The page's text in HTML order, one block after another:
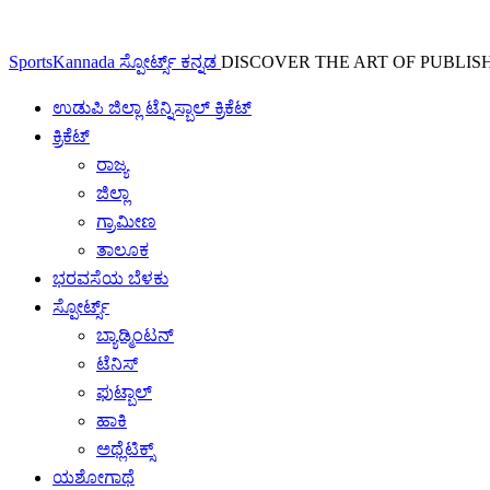
SportsKannada ಸ್ಪೋರ್ಟ್ಸ್ ಕನ್ನಡ DISCOVER THE ART OF
ಉಡುಪಿ ಜಿಲ್ಲಾ ಟೆನ್ನಿಸ್ಬಾಲ್ ಕ್ರಿಕೆಟ್
ಕ್ರಿಕೆಟ್
ರಾಜ್ಯ
ಜಿಲ್ಲಾ
ಗ್ರಾಮೀಣ
ತಾಲೂಕ
ಭರವಸೆಯ ಬೆಳಕು
ಸ್ಪೋರ್ಟ್ಸ್
ಬ್ಯಾಡ್ಮಿಂಟನ್
ಟೆನಿಸ್
ಫುಟ್ಬಾಲ್
ಹಾಕಿ
ಅಥ್ಲೆಟಿಕ್ಸ್
ಯಶೋಗಾಥೆ